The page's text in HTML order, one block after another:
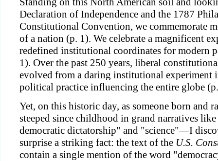
Declaration of Independence and the 1787
Constitutional Convention, we commemorate
of a nation (p. 1). We celebrate a magnificent
redefined institutional coordinates for modern
1). Over the past 250 years, liberal
evolved from a daring institutional experiment
political practice influencing the entire globe
Yet, on this historic day, as someone born and
steeped since childhood in grand narratives
democratic dictatorship" and "science"—I
surprise a striking fact: the text of the U.S.
contain a single mention of the word